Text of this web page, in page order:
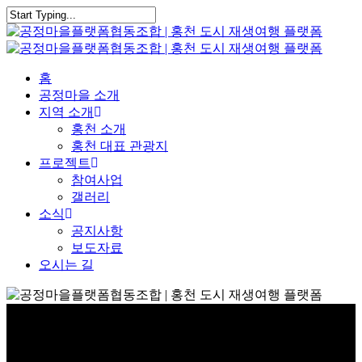
Skip
to
main
content
Close
Search
Menu
홈
공정마을 소개
지역 소개
홍천 소개
홍천 대표 관광지
프로젝트
참여사업
갤러리
소식
공지사항
보도자료
오시는 길